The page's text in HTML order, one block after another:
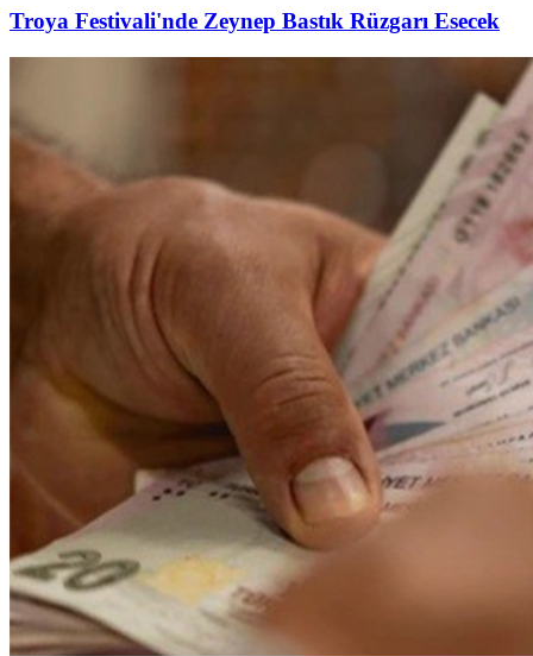
Troya Festivali'nde Zeynep Bastık Rüzgarı Esecek